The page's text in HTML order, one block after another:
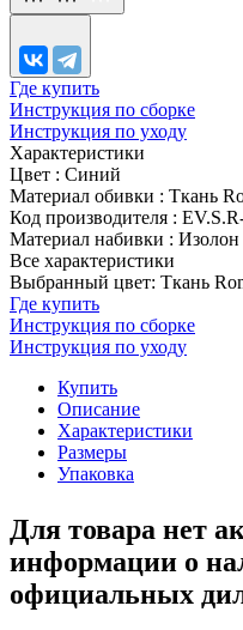
Где купить
Инструкция по сборке
Инструкция по уходу
Характеристики
Цвет : Синий
Материал обивки : Ткань
Код производителя :
Материал набивки :
Все характеристики
Выбранный цвет: Ткань
Где купить
Инструкция по сборке
Инструкция по уходу
Купить
Описание
Характеристики
Размеры
Упаковка
Для товара нет
информации о
официальных